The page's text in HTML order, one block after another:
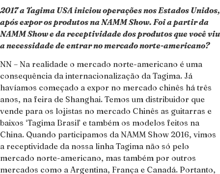
2017 a Tagima USA iniciou operações nos Estados Unidos,
após expor os produtos na NAMM Show. Foi a partir da
NAMM Show e da receptividade dos produtos que você viu
a necessidade de entrar no mercado norte-americano?
NN – Na realidade o mercado norte-americano é uma
consequência da internacionalização da Tagima. Já
havíamos começado a expor no mercado chinês há três
anos, na feira de Shanghai. Temos um distribuidor que
vende para os lojistas no mercado Chinês as guitarras e
baixos ‘Tagima Brasil’ e também os modelos feitos na
China. Quando participamos da NAMM Show 2016, vimos
a receptividade da nossa linha Tagima não só pelo
mercado norte-americano, mas também por outros
mercados como a Argentina, França e Canadá. Portanto,